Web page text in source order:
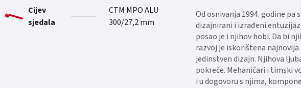
Cijev
sjedala
CTM MPO ALU
300/27,2 mm
Od osnivanja 1994. godine pa
dizajnirani i izrađeni
posao je i njihov hobi. Da bi
razvoj je iskorištena
jedinstven dizajn. Njihova
pokreče. Mehaničari i timski
i u dogovoru s njima,